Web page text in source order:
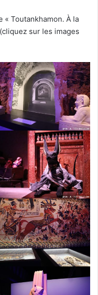
Toutankhamon. À la
sur les images